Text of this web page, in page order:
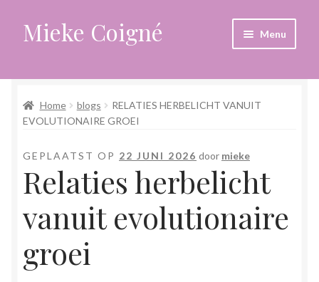
Ga
door
navigatie
Ga
naar
inhoud
Mieke Coigné Menu
Afrekenen
Anders leven in een sterk veranderende tijd
Bewust omgaan met hoog gevoeligheid
Blogs
Home blogs
RELATIES HERBELICHT VANUIT
EVOLUTIONAIRE GROEI
GEPLAATST OP 22 JUNI 2026 door mieke
Relaties herbelicht
vanuit evolutionaire
groei